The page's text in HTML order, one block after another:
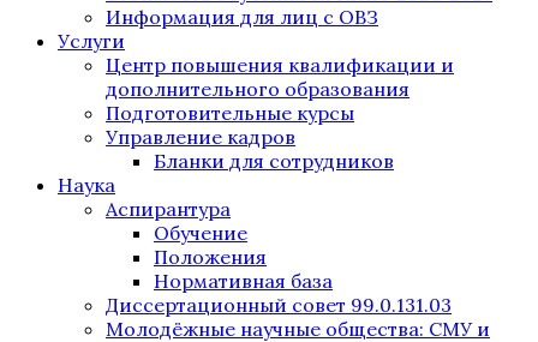
Информация для лиц с ОВЗ
Услуги
Центр повышения квалификации и
дополнительного образования
Подготовительные курсы
Управление кадров
Бланки для сотрудников
Наука
Аспирантура
Обучение
Положения
Нормативная база
Диссертационный совет 99.0.131.03
Молодёжные научные общества: СМУ и